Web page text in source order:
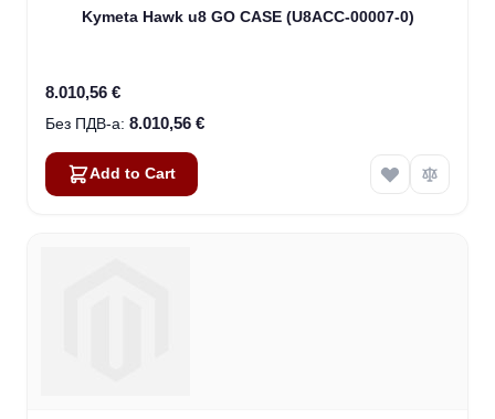
Kymeta Hawk u8 GO CASE (U8ACC-00007-0)
8.010,56 €
8.010,56 €
Add to Cart